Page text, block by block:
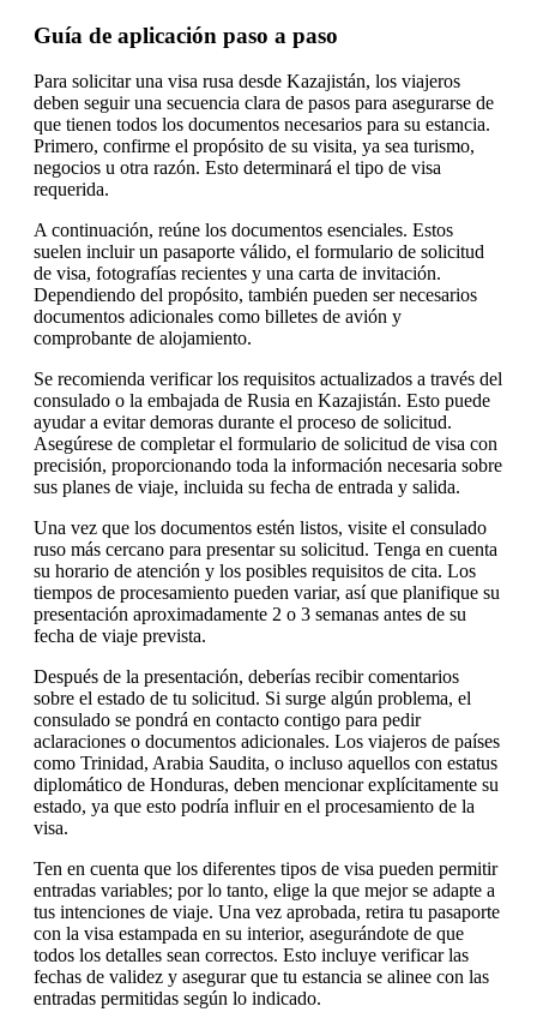
Guía de aplicación paso a paso
Para solicitar una visa rusa desde Kazajistán, los viajeros
deben seguir una secuencia clara de pasos para asegurarse de
que tienen todos los documentos necesarios para su estancia.
Primero, confirme el propósito de su visita, ya sea turismo,
negocios u otra razón. Esto determinará el tipo de visa
requerida.
A continuación, reúne los documentos esenciales. Estos
suelen incluir un pasaporte válido, el formulario de solicitud
de visa, fotografías recientes y una carta de invitación.
Dependiendo del propósito, también pueden ser necesarios
documentos adicionales como billetes de avión y
comprobante de alojamiento.
Se recomienda verificar los requisitos actualizados a través del
consulado o la embajada de Rusia en Kazajistán. Esto puede
ayudar a evitar demoras durante el proceso de solicitud.
Asegúrese de completar el formulario de solicitud de visa con
precisión, proporcionando toda la información necesaria sobre
sus planes de viaje, incluida su fecha de entrada y salida.
Una vez que los documentos estén listos, visite el consulado
ruso más cercano para presentar su solicitud. Tenga en cuenta
su horario de atención y los posibles requisitos de cita. Los
tiempos de procesamiento pueden variar, así que planifique su
presentación aproximadamente 2 o 3 semanas antes de su
fecha de viaje prevista.
Después de la presentación, deberías recibir comentarios
sobre el estado de tu solicitud. Si surge algún problema, el
consulado se pondrá en contacto contigo para pedir
aclaraciones o documentos adicionales. Los viajeros de países
como Trinidad, Arabia Saudita, o incluso aquellos con estatus
diplomático de Honduras, deben mencionar explícitamente su
estado, ya que esto podría influir en el procesamiento de la
visa.
Ten en cuenta que los diferentes tipos de visa pueden permitir
entradas variables; por lo tanto, elige la que mejor se adapte a
tus intenciones de viaje. Una vez aprobada, retira tu pasaporte
con la visa estampada en su interior, asegurándote de que
todos los detalles sean correctos. Esto incluye verificar las
fechas de validez y asegurar que tu estancia se alinee con las
entradas permitidas según lo indicado.